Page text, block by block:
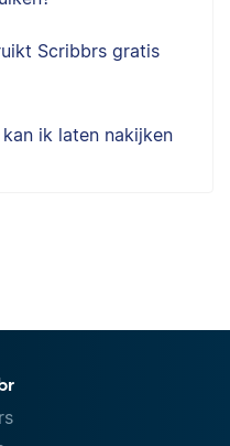
Scribbrs gratis
ik laten nakijken